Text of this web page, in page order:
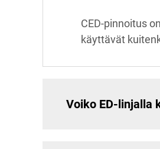
CED-pinnoitus
käyttävät
Voiko ED-linjalla